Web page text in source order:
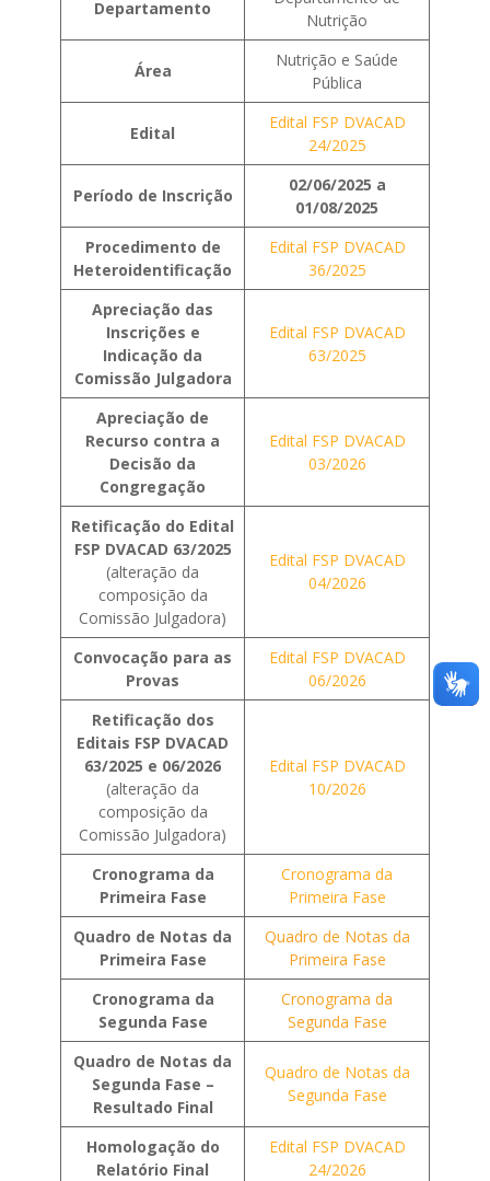
Departamento
Nutrição
Área
Nutrição e Saúde
Pública
Edital
Edital FSP DVACAD
24/2025
Período de Inscrição
02/06/2025 a
01/08/2025
Procedimento de
Heteroidentificação
Edital FSP DVACAD
36/2025
Apreciação das
Inscrições e
Indicação da
Comissão Julgadora
Edital FSP DVACAD
63/2025
Apreciação de
Recurso contra a
Decisão da
Congregação
Edital FSP DVACAD
03/2026
Retificação do Edital
FSP DVACAD 63/2025
(alteração da
composição da
Comissão Julgadora)
Edital FSP DVACAD
04/2026
Convocação para as
Provas
Edital FSP DVACAD
06/2026
Retificação dos
Editais FSP DVACAD
63/2025 e 06/2026
(alteração da
composição da
Comissão Julgadora)
Edital FSP DVACAD
10/2026
Cronograma da
Primeira Fase
Cronograma da
Primeira Fase
Quadro de Notas da
Primeira Fase
Quadro de Notas da
Primeira Fase
Cronograma da
Segunda Fase
Cronograma da
Segunda Fase
Quadro de Notas da
Segunda Fase –
Resultado Final
Quadro de Notas da
Segunda Fase
Homologação do
Relatório Final
Edital FSP DVACAD
24/2026